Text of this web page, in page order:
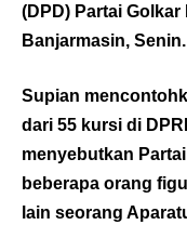
(DPD) Partai
Banjarmasin, Senin.
Supian
dari 55 kursi di
menyebutkan
beberapa orang
lain seorang